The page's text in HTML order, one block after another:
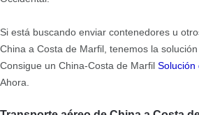
Si está buscando enviar contenedores u
China a Costa de Marfil, tenemos la solución
Consigue un China-Costa de Marfil Solución
Ahora.